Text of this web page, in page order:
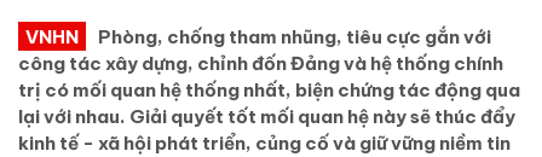
VNHN
Phòng, chống tham nhũng, tiêu cực gắn với
công tác xây dựng, chỉnh đốn Đảng và hệ thống chính
trị có mối quan hệ thống nhất, biện chứng tác động qua
lại với nhau. Giải quyết tốt mối quan hệ này sẽ thúc đẩy
kinh tế - xã hội phát triển, củng cố và giữ vững niềm tin